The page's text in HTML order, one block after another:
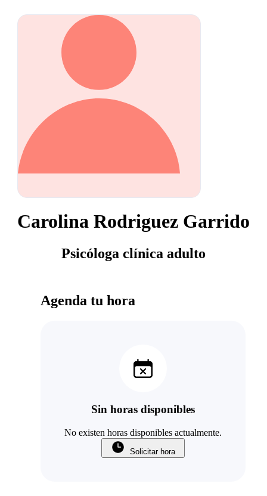
Carolina Rodriguez Garrido
Psicóloga clínica adulto
Agenda tu hora
Sin horas disponibles
No existen horas disponibles actualmente.
Solicitar hora